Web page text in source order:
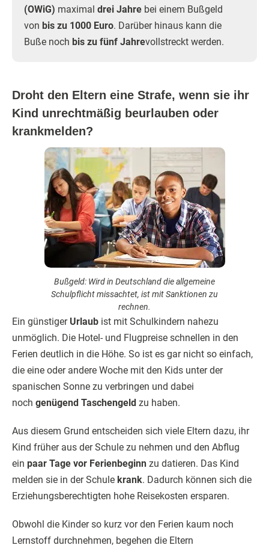
(OWiG) maximal drei Jahre bei einem Bußgeld
von bis zu 1000 Euro. Darüber hinaus kann die
Buße noch bis zu fünf Jahrevollstreckt werden.
Droht den Eltern eine Strafe, wenn sie ihr
Kind unrechtmäßig beurlauben oder
krankmelden?
Bußgeld: Wird in Deutschland die allgemeine
Schulpflicht missachtet, ist mit Sanktionen zu
rechnen.
Ein günstiger Urlaub ist mit Schulkindern nahezu
unmöglich. Die Hotel- und Flugpreise schnellen in den
Ferien deutlich in die Höhe. So ist es gar nicht so einfach,
die eine oder andere Woche mit den Kids unter der
spanischen Sonne zu verbringen und dabei
noch genügend Taschengeld zu haben.
Aus diesem Grund entscheiden sich viele Eltern dazu, ihr
Kind früher aus der Schule zu nehmen und den Abflug
ein paar Tage vor Ferienbeginn zu datieren. Das Kind
melden sie in der Schule krank. Dadurch können sich die
Erziehungsberechtigten hohe Reisekosten ersparen.
Obwohl die Kinder so kurz vor den Ferien kaum noch
Lernstoff durchnehmen, begehen die Eltern